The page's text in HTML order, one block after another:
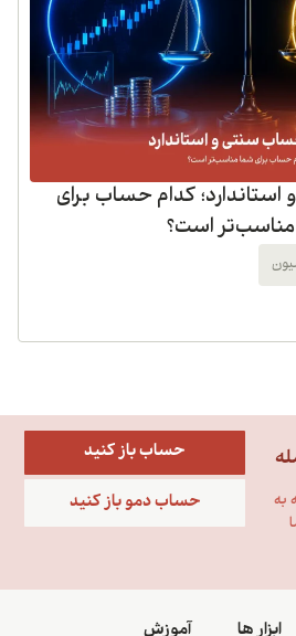
کدام حساب برای
است؟
به
حساب باز کنید
حساب دمو باز کنید
ابزار ها آموزش